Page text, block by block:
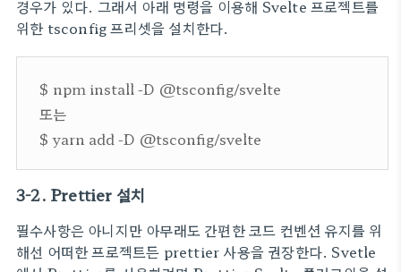
경우가 있다. 그래서 아래 명령을 이용해 Svelte 프로젝트를
위한 tsconfig 프리셋을 설치한다.
$ npm install -D @tsconfig/svelte
또는
$ yarn add -D @tsconfig/svelte
3-2. Prettier 설치
필수사항은 아니지만 아무래도 간편한 코드 컨벤션 유지를 위
해선 어떠한 프로젝트든 prettier 사용을 권장한다. Svetle